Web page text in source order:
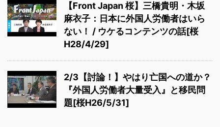
【Front Japan 桜】三橋貴明・木坂
麻衣子：日本に外国人労働者はいら
ない！ / ウケるコンテンツの話[桜
H28/4/29]
2/3【討論！】やはり亡国への道か？
『外国人労働者大量受入』と移民問
題[桜H26/5/31]